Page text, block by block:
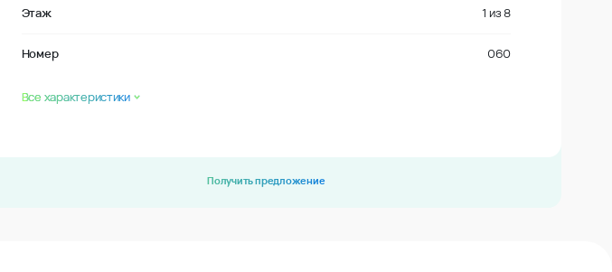
Этаж 1 из8
Номер 060
Все характеристики
Получить предложение